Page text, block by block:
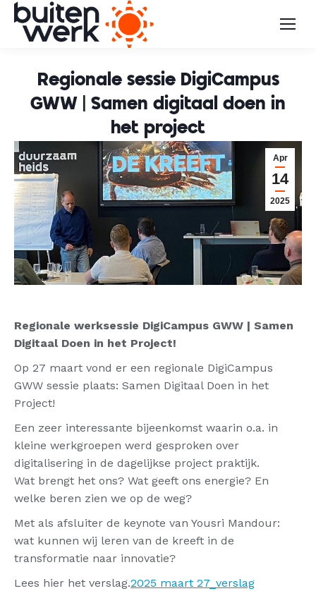
Regionale sessie DigiCampus
GWW | Samen digitaal doen in
het project
Apr
14
2025
Regionale werksessie DigiCampus GWW | Samen
Digitaal Doen in het Project!
Op 27 maart vond er een regionale DigiCampus
GWW sessie plaats: Samen Digitaal Doen in het
Project!
Een zeer interessante bijeenkomst waarin o.a. in
kleine werkgroepen werd gesproken over
digitalisering in de dagelijkse project praktijk.
Wat brengt het ons? Wat geeft ons energie? En
welke beren zien we op de weg?
Met als afsluiter de keynote van Yousri Mandour:
wat kunnen wij leren van de kreeft in de
transformatie naar innovatie?
Lees hier het verslag.2025 maart 27_verslag